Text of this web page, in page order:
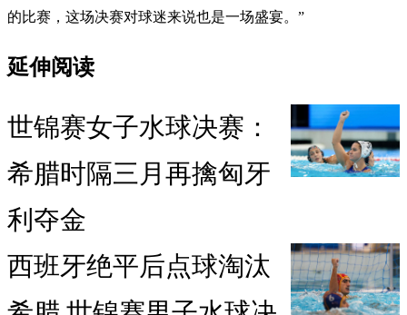
的比赛，这场决赛对球迷来说也是一场盛宴。”
延伸阅读
世锦赛女子水球决赛：
希腊时隔三月再擒匈牙
利夺金
西班牙绝平后点球淘汰